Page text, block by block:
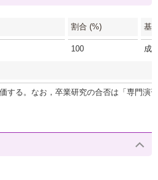
割合 (%) 基
100 成
する。なお，卒業研究の合否は「専門演